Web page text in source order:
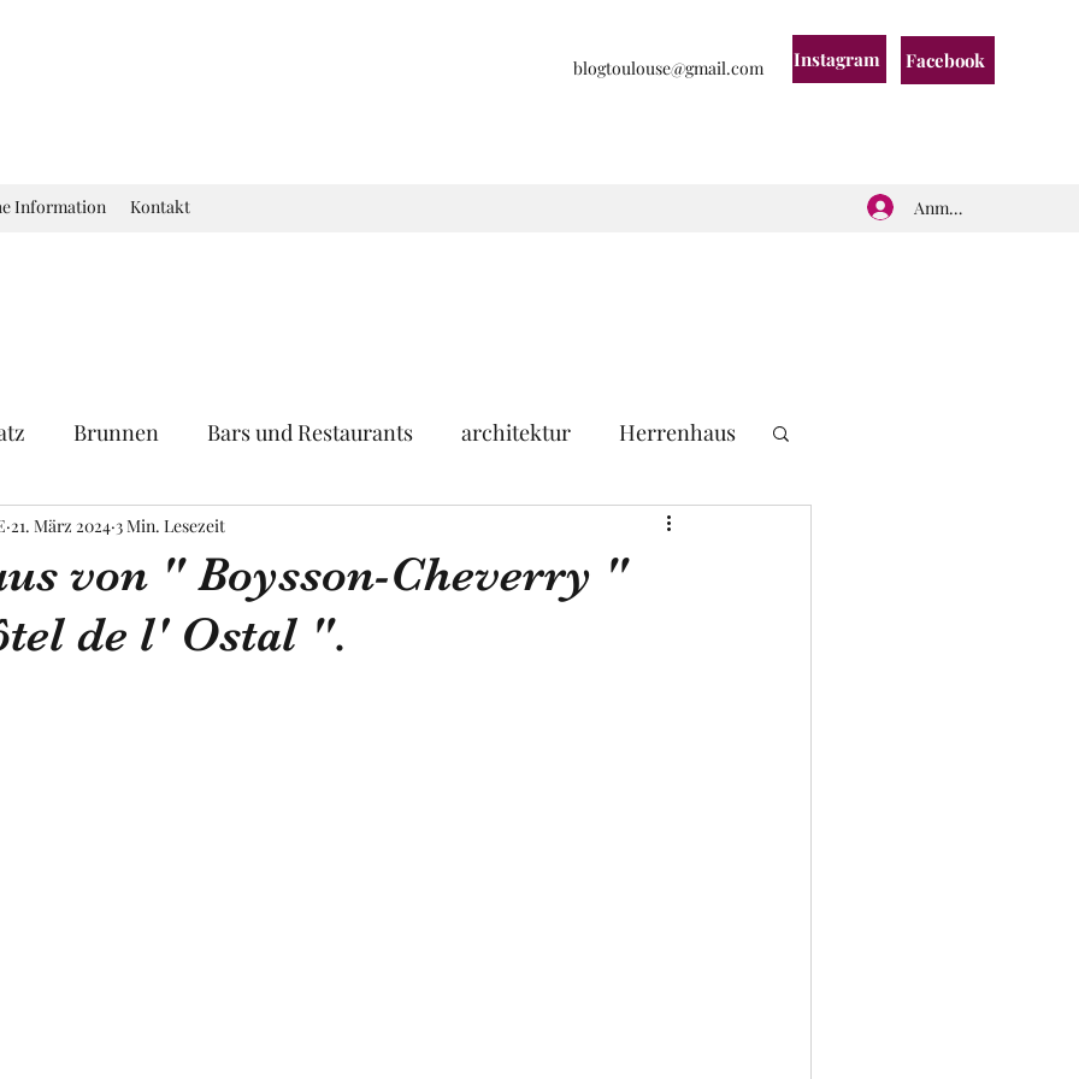
blogtoulouse@gmail.com Instagram Facebook
Information Kontakt Anmelden
Brunnen Bars und Restaurants architektur Herrenhaus
Garten Ausstellung Frankreich
Politik Statue Skulptur
von " Boysson-Cheverry "
de l' Ostal ".
21. März 2024 3 Min. Lesezeit